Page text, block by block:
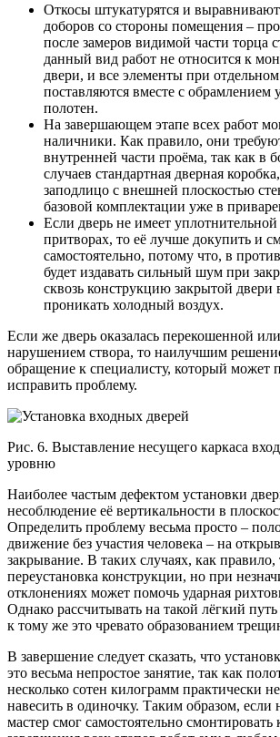
Откосы штукатурятся и
доборов со стороны помещения –
после замеров видимой части торца
данный вид работ не относится к
двери, и все элементы при отдельном
поставляются вместе с
полотен.
На завершающем этапе всех работ
наличники. Как правило, они
внутренней части проёма, так как в
случаев стандартная дверная
заподлицо с внешней плоскостью
базовой комплектации уже в
Если дверь не имеет
притворах, то её лучше докупить и
самостоятельно, потому что, в
будет издавать сильный шум при
сквозь конструкцию закрытой двери
проникать холодный воздух.
Если же дверь оказалась перекошенной
нарушением створа, то наилучшим
обращение к специалисту, который может
исправить проблему.
Рис. 6. Выставление несущего каркаса
уровню
Наиболее частым дефектом установки
несоблюдение её вертикальности в
Определить проблему весьма просто –
движение без участия человека – на
закрывание. В таких случаях, как правило,
переустановка конструкции, но при
отклонениях может помочь ударная
Однако рассчитывать на такой лёгкий
к тому же это чревато образованием
В завершение следует сказать, что
это весьма непростое занятие, так как
несколько сотен килограмм практически
навесить в одиночку. Таким образом,
мастер смог самостоятельно смонтировать